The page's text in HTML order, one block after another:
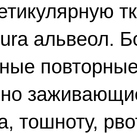
альвеол.
тошноту,